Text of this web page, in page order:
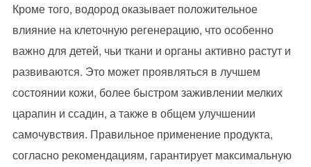
Кроме того, водород оказывает положительное
влияние на клеточную регенерацию, что особенно
важно для детей, чьи ткани и органы активно растут и
развиваются. Это может проявляться в лучшем
состоянии кожи, более быстром заживлении мелких
царапин и ссадин, а также в общем улучшении
самочувствия. Правильное применение продукта,
согласно рекомендациям, гарантирует максимальную